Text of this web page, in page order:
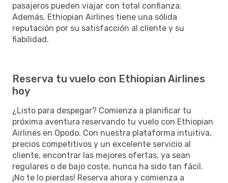
pasajeros pueden viajar con total confianza.
Además, Ethiopian Airlines tiene una sólida
reputación por su satisfacción al cliente y su
fiabilidad.
Reserva tu vuelo con Ethiopian Airlines
hoy
¿Listo para despegar? Comienza a planificar tu
próxima aventura reservando tu vuelo con Ethiopian
Airlines en Opodo. Con nuestra plataforma intuitiva,
precios competitivos y un excelente servicio al
cliente, encontrar las mejores ofertas, ya sean
regulares o de bajo coste, nunca ha sido tan fácil.
¡No te lo pierdas! Reserva ahora y comienza a